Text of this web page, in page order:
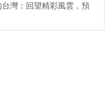
灣：回望精彩風雲，預